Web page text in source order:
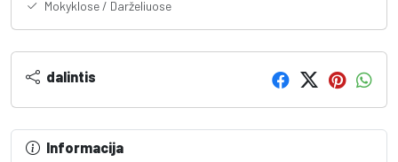
Mokyklose / Darželiuose
dalintis
Informacija